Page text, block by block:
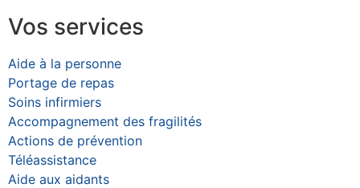
Vos services
Aide à la personne
Portage de repas
Soins infirmiers
Accompagnement des fragilités
Actions de prévention
Téléassistance
Aide aux aidants